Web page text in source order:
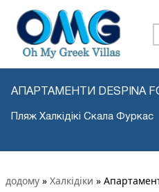
АПАРТАМЕНТИ DESPINA
Пляж Халкідікі Скала Фуркас
додому » Халкідіки »